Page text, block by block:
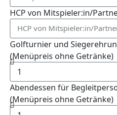
HCP von Mitspieler:in/
Golfturnier und
(Menüpreis ohne Getränke)
Abendessen für
(Menüpreis ohne Getränke)